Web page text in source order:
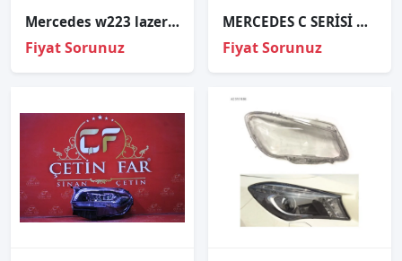
Mercedes w223 lazer lasher s400 s500 s600 led sol far çıkma orj a2239067304
Fiyat Sorunuz
MERCEDES C SERİSİ W205 SAĞ FAR CAMI LOGOLU SIFIR 2014-2018
Fiyat Sorunuz